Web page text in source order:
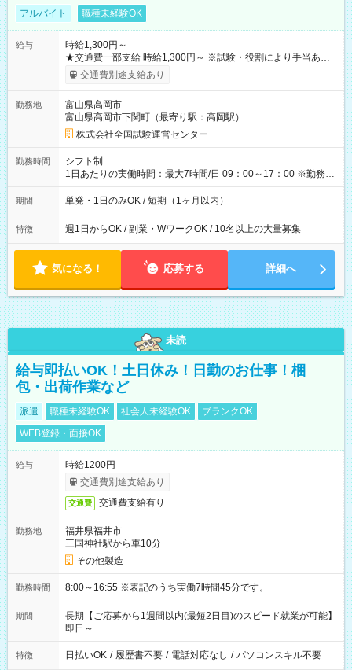
アルバイト 職種未経験OK
給与
時給1,300円～
★交通費一部支給 時給1,300円～ ※試験・役割により手当あり
※勤務回数により昇給あり 【即給（前払い）オプションあ
り！】 希望される場合、勤務から1週間ほどで給与の一部を受け
例】 ・河合塾模擬試験 8:30～17:30（休憩1時間） 時給1,300円
×8時間＝日収10,400円＋交通費 ※当日の役割により時給＋100
円の場合あり ・国家試験 7:00～13:30（休憩なし） 時給1,300
円（役割手当＋100円）×6時間＝日収8,400円＋交通費 【試用期
間】試用期間なし
交通費別途支給あり
勤務地
富山県高岡市
富山県高岡市下関町（最寄り駅：高岡駅）
株式会社全国試験運営センター
勤務時間
シフト制
1日あたりの実働時間：最大7時間/日 09：00～17：00 ※勤務時
間は 試験により異なります。
期間 単発・1日のみOK / 短期（1ヶ月以内）
特徴 週1日からOK / 副業・WワークOK / 10名以上の大量募集
気になる！ 応募する 詳細へ
未読
給与即払いOK！土日休み！日勤のお仕事！梱
包・出荷作業など
派遣 職種未経験OK 社会人未経験OK
ブランクOK
WEB登録・面接OK
給与
時給1200円
交通費別途支給あり
交通費 交通費支給有り
勤務地
福井県福井市
三国神社駅から車10分
その他製造
勤務時間 8:00～16:55 ※表記のうち実働7時間45分です。
期間
長期【ご応募から1週間以内(最短2日目)のスピード就業が可能】
即日～
特徴 日払いOK / 履歴書不要 / 電話対応なし / パソコンスキル不要